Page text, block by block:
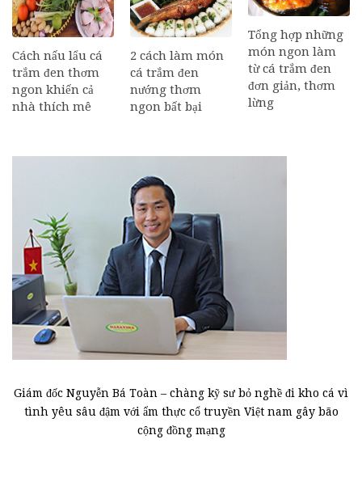
Cách nấu lẩu cá
trắm đen thơm
ngon khiến cả
nhà thích mê
2 cách làm món
cá trắm đen
nướng thơm
ngon bất bại
Tổng hợp những
món ngon làm
từ cá trắm đen
đơn giản, thơm
lừng
Giám đốc Nguyễn Bá Toàn – chàng kỹ sư bỏ nghề đi kho cá vì
tình yêu sâu đậm với ẩm thực cổ truyền Việt nam gây bão
cộng đồng mạng